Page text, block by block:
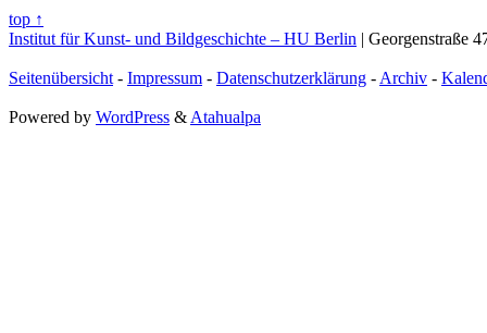
top ↑
Institut für Kunst- und Bildgeschichte – HU Berlin | Georgenstraße
Seitenübersicht - Impressum - Datenschutzerklärung - Archiv -
Powered by WordPress & Atahualpa